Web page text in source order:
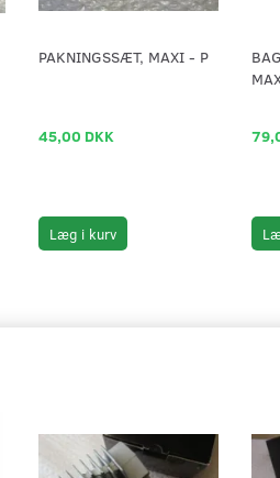
PAKNINGSSÆT, MAXI - P
45,00 DKK
Læg i kurv